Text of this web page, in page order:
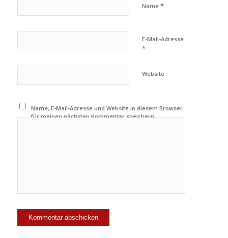
Name *
E-Mail-Adresse
*
Website
Name, E-Mail-Adresse und Website in diesem Browser
für meinen nächsten Kommentar speichern.